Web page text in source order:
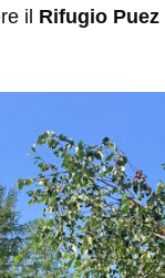
il Rifugio Puez